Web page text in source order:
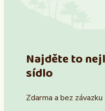
Najděte to
sídlo
Zdarma a bez závazku